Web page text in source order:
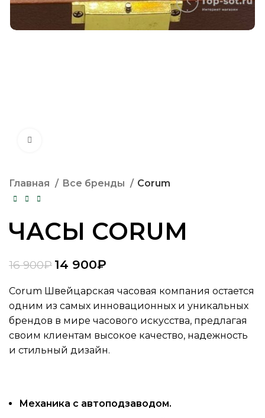
Главная Все бренды Corum
ЧАСЫ CORUM
16 900₽ 14 900₽
Corum Швейцарская часовая компания остается
одним из самых инновационных и уникальных
брендов в мире часового искусства, предлагая
своим клиентам высокое качество, надежность
и стильный дизайн.
Механика с автоподзаводом.